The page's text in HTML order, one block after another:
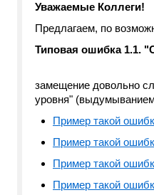
Уважаемые Коллеги!
Предлагаем, по
Типовая ошибка 1.1.
замещение довольно
уровня" (выдумыванием
Пример такой
Пример такой
Пример такой
Пример такой